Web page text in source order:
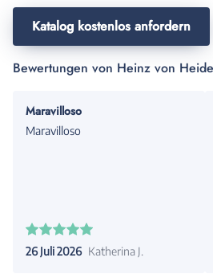
Katalog kostenlos anfordern
Bewertungen von Heinz von
Maravilloso
Maravilloso
26 Juli 2026 Katherina J.